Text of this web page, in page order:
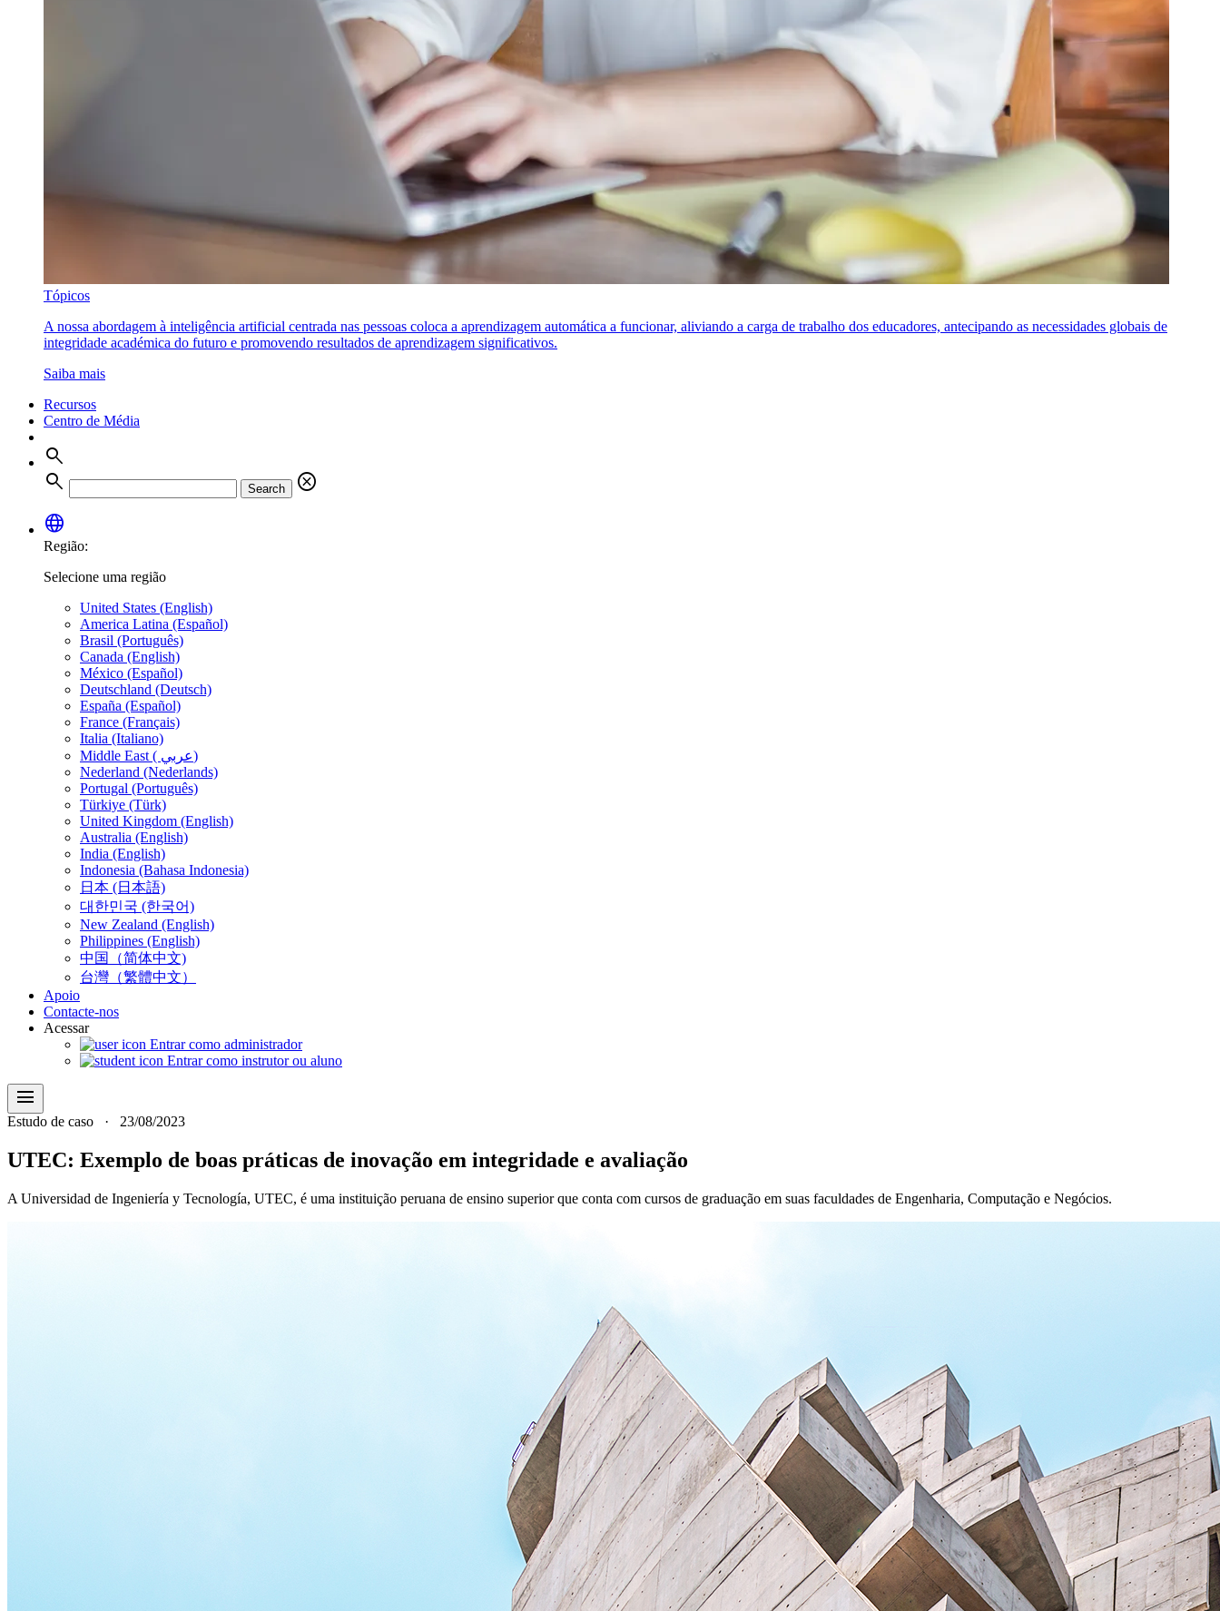
Tópicos
A nossa abordagem à inteligência artificial centrada nas pessoas coloca a aprendizagem automática a funcionar, aliviando a carga de trabalho dos educadores, antecipando as necessidades globais de
integridade académica do futuro e promovendo resultados de aprendizagem significativos.
Saiba mais
Recursos
Centro de Média
search
search
Search
cancel
language
Região:
Selecione uma região
United States (English)
America Latina (Español)
Brasil (Português)
Canada (English)
México (Español)
Deutschland (Deutsch)
España (Español)
France (Français)
Italia (Italiano)
Middle East ( عربي)
Nederland (Nederlands)
Portugal (Português)
Türkiye (Türk)
United Kingdom (English)
Australia (English)
India (English)
Indonesia (Bahasa Indonesia)
日本 (日本語)
대한민국 (한국어)
New Zealand (English)
Philippines (English)
中国（简体中文)
台灣（繁體中文）
Apoio
Contacte-nos
Acessar
Entrar como administrador
Entrar como instrutor ou aluno
menu
Estudo de caso · 23/08/2023
UTEC: Exemplo de boas práticas de inovação em integridade e avaliação
A Universidad de Ingeniería y Tecnología, UTEC, é uma instituição peruana de ensino superior que conta com cursos de graduação em suas faculdades de Engenharia, Computação e Negócios.